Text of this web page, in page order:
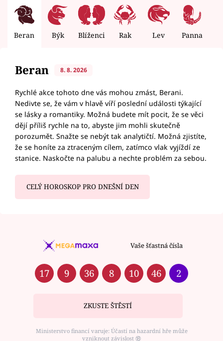
Beran Býk Blíženci Rak Lev Panna
Beran 8. 8. 2026
Rychlé akce tohoto dne vás mohou zmást, Berani.
Nedivte se, že vám v hlavě víří poslední události týkající
se lásky a romantiky. Možná budete mít pocit, že se věci
dějí příliš rychle na to, abyste jim mohli skutečně
porozumět. Snažte se nebýt tak analytičtí. Možná zjistíte,
že se honíte za ztraceným cílem, zatímco vlak vyjíždí ze
stanice. Naskočte na palubu a nechte problém za sebou.
CELÝ HOROSKOP PRO DNEŠNÍ DEN
Vaše šťastná čísla
17 9 36 8 10 46 2
ZKUSTE ŠTĚSTÍ
Ministerstvo financí varuje: Účastí na hazardní hře může
vzniknout závislost ⑱